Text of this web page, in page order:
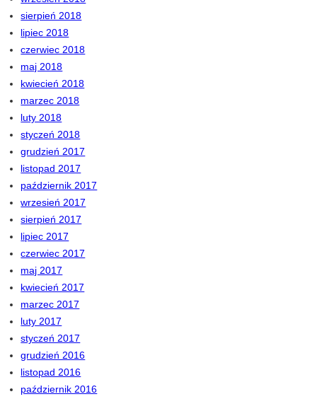
sierpień 2018
lipiec 2018
czerwiec 2018
maj 2018
kwiecień 2018
marzec 2018
luty 2018
styczeń 2018
grudzień 2017
listopad 2017
październik 2017
wrzesień 2017
sierpień 2017
lipiec 2017
czerwiec 2017
maj 2017
kwiecień 2017
marzec 2017
luty 2017
styczeń 2017
grudzień 2016
listopad 2016
październik 2016